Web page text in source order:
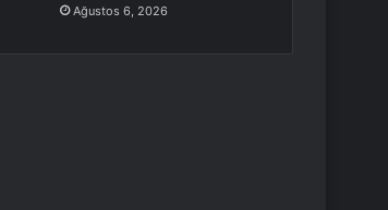
Ağustos 6, 2026